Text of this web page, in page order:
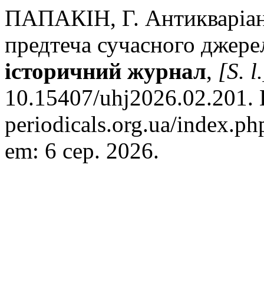
ПАПАКІН, Г.
предтеча сучасного
історичний журнал, [S.
10.15407/
periodicals.org.ua/
em: 6 сер. 2026.